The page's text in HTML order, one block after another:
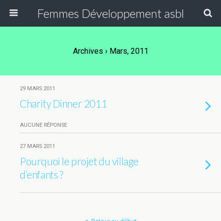
Femmes Développement asbl
Archives › Mars, 2011
29 MARS 2011
Charity Dinner 2011
AUCUNE RÉPONSE
27 MARS 2011
Pourquoi le projet du village
d’enfants ?